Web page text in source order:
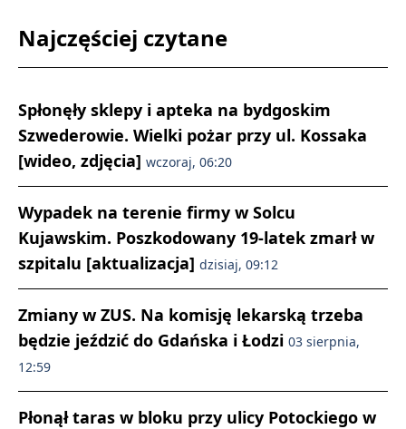
Najczęściej czytane
Spłonęły sklepy i apteka na bydgoskim
Szwederowie. Wielki pożar przy ul. Kossaka
[wideo, zdjęcia] wczoraj, 06:20
Wypadek na terenie firmy w Solcu
Kujawskim. Poszkodowany 19-latek zmarł w
szpitalu [aktualizacja] dzisiaj, 09:12
Zmiany w ZUS. Na komisję lekarską trzeba
będzie jeździć do Gdańska i Łodzi 03 sierpnia,
12:59
Płonął taras w bloku przy ulicy Potockiego w